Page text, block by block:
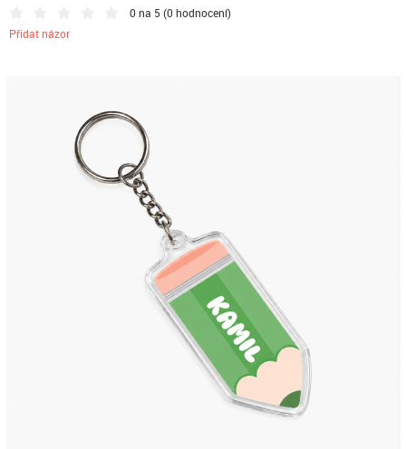
0 na 5 (0 hodnocení)
Přidat názor